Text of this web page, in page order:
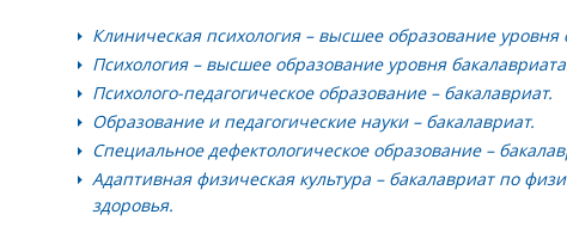
Клиническая психология– высшее образование уровня
Психология– высшее образование уровня
Психолого-педагогическое образование– бакалавриат.
Образование и педагогические науки– бакалавриат.
Специальное дефектологическое образование–
Адаптивная физическая культура – бакалавриат по
здоровья.